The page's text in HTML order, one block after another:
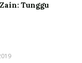
Tunggu